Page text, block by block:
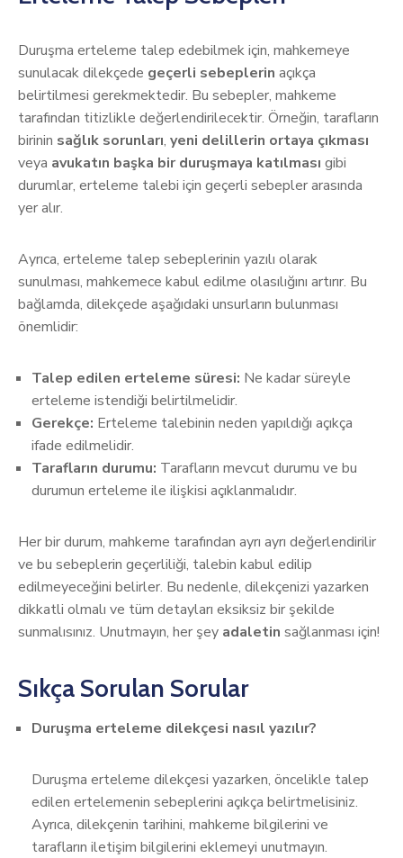
Duruşma erteleme talep edebilmek için, mahkemeye
sunulacak dilekçede geçerli sebeplerin açıkça
belirtilmesi gerekmektedir. Bu sebepler, mahkeme
tarafından titizlikle değerlendirilecektir. Örneğin, tarafların
birinin sağlık sorunları, yeni delillerin ortaya çıkması
veya avukatın başka bir duruşmaya katılması gibi
durumlar, erteleme talebi için geçerli sebepler arasında
yer alır.
Ayrıca, erteleme talep sebeplerinin yazılı olarak
sunulması, mahkemece kabul edilme olasılığını artırır. Bu
bağlamda, dilekçede aşağıdaki unsurların bulunması
önemlidir:
Talep edilen erteleme süresi: Ne kadar süreyle
erteleme istendiği belirtilmelidir.
Gerekçe: Erteleme talebinin neden yapıldığı açıkça
ifade edilmelidir.
Tarafların durumu: Tarafların mevcut durumu ve bu
durumun erteleme ile ilişkisi açıklanmalıdır.
Her bir durum, mahkeme tarafından ayrı ayrı değerlendirilir
ve bu sebeplerin geçerliliği, talebin kabul edilip
edilmeyeceğini belirler. Bu nedenle, dilekçenizi yazarken
dikkatli olmalı ve tüm detayları eksiksiz bir şekilde
sunmalısınız. Unutmayın, her şey adaletin sağlanması için!
Sıkça Sorulan Sorular
Duruşma erteleme dilekçesi nasıl yazılır?
Duruşma erteleme dilekçesi yazarken, öncelikle talep
edilen ertelemenin sebeplerini açıkça belirtmelisiniz.
Ayrıca, dilekçenin tarihini, mahkeme bilgilerini ve
tarafların iletişim bilgilerini eklemeyi unutmayın.